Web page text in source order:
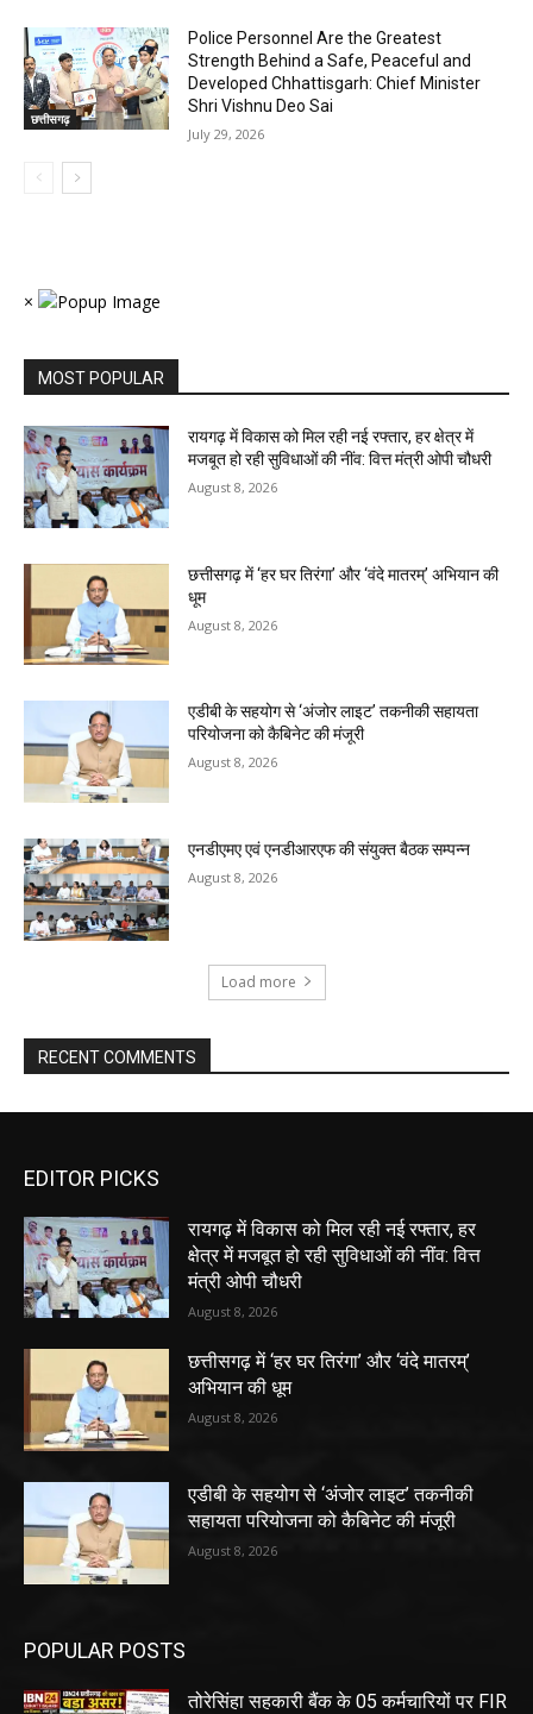
छत्तीसगढ़
Police Personnel Are the Greatest
Strength Behind a Safe, Peaceful and
Developed Chhattisgarh: Chief Minister
Shri Vishnu Deo Sai
July 29, 2026
×
MOST POPULAR
रायगढ़ में विकास को मिल रही नई रफ्तार, हर क्षेत्र में
मजबूत हो रही सुविधाओं की नींव: वित्त मंत्री ओपी चौधरी
August 8, 2026
छत्तीसगढ़ में ‘हर घर तिरंगा’ और ‘वंदे मातरम्’ अभियान की
धूम
August 8, 2026
एडीबी के सहयोग से ‘अंजोर लाइट’ तकनीकी सहायता
परियोजना को कैबिनेट की मंजूरी
August 8, 2026
एनडीएमए एवं एनडीआरएफ की संयुक्त बैठक सम्पन्न
August 8, 2026
Load more
RECENT COMMENTS
EDITOR PICKS
रायगढ़ में विकास को मिल रही नई रफ्तार, हर
क्षेत्र में मजबूत हो रही सुविधाओं की नींव: वित्त
मंत्री ओपी चौधरी
August 8, 2026
छत्तीसगढ़ में ‘हर घर तिरंगा’ और ‘वंदे मातरम्’
अभियान की धूम
August 8, 2026
एडीबी के सहयोग से ‘अंजोर लाइट’ तकनीकी
सहायता परियोजना को कैबिनेट की मंजूरी
August 8, 2026
POPULAR POSTS
तोरेसिंहा सहकारी बैंक के 05 कर्मचारियों पर FIR